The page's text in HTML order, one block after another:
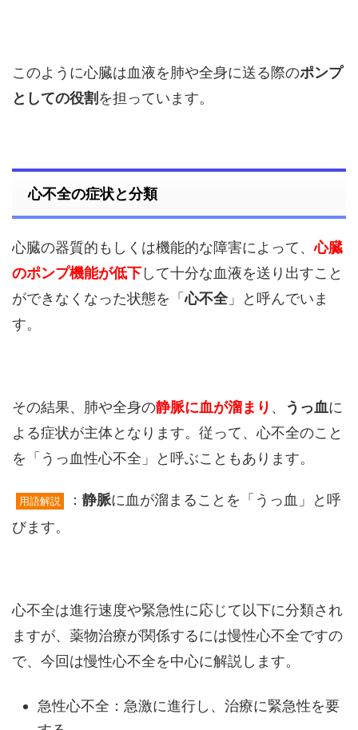
このように心臓は血液を肺や全身に送る際のポンプ
としての役割 を担っています。
心不全の症状と分類
心臓の器質的もしくは機能的な障害によって、心臓
のポンプ機能が低下して十分な血液を送り出すこと
ができなくなった状態を「心不全」と呼んでいま
す。
その結果、肺や全身の静脈に血が溜まり 、 うっ血に
よる症状が主体となります。従って、心不全のこと
を「うっ血性心不全」と呼ぶこともあります。
用語解説 ： 静脈に血が溜まることを「うっ血」と呼
びます。
心不全は進行速度や緊急性に応じて以下に分類され
ますが、薬物治療が関係するには慢性心不全ですの
で、今回は慢性心不全を中心に解説します。
急性心不全：急激に進行し、治療に緊急性を要